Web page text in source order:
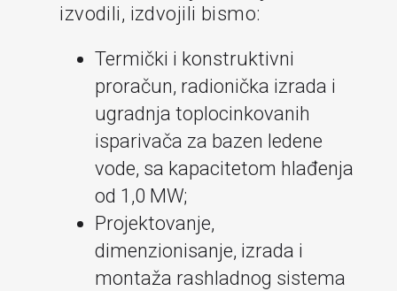
izvodili, izdvojili bismo:
Termički i konstruktivni
proračun, radionička izrada i
ugradnja toplocinkovanih
isparivača za bazen ledene
vode, sa kapacitetom hlađenja
od 1,0 MW;
Projektovanje,
dimenzionisanje, izrada i
montaža rashladnog sistema